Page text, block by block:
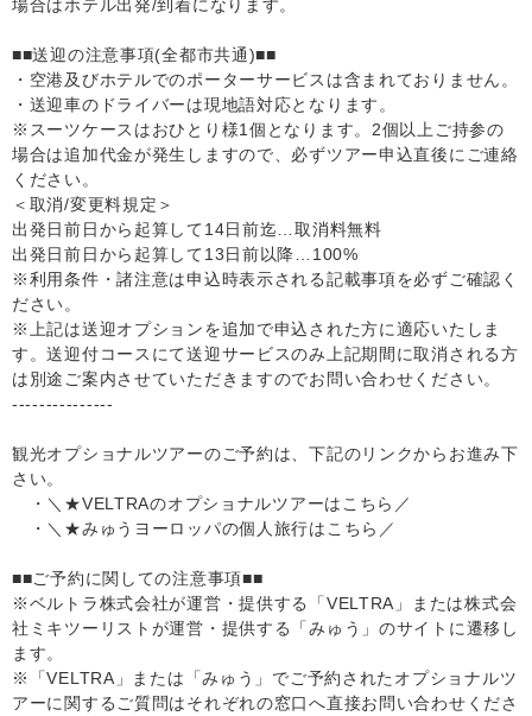
場合はホテル出発/到着になります。
■■送迎の注意事項(全都市共通)■■
・空港及びホテルでのポーターサービスは含まれておりません。
・送迎車のドライバーは現地語対応となります。
※スーツケースはおひとり様1個となります。2個以上ご持参の
場合は追加代金が発生しますので、必ずツアー申込直後にご連絡
ください。
＜取消/変更料規定＞
出発日前日から起算して14日前迄…取消料無料
出発日前日から起算して13日前以降…100%
※利用条件・諸注意は申込時表示される記載事項を必ずご確認く
ださい。
※上記は送迎オプションを追加で申込された方に適応いたしま
す。送迎付コースにて送迎サービスのみ上記期間に取消される方
は別途ご案内させていただきますのでお問い合わせください。
---------------
観光オプショナルツアーのご予約は、下記のリンクからお進み下
さい。
・＼★VELTRAのオプショナルツアーはこちら／
・＼★みゅうヨーロッパの個人旅行はこちら／
■■ご予約に関しての注意事項■■
※ベルトラ株式会社が運営・提供する「VELTRA」または株式会
社ミキツーリストが運営・提供する「みゅう」のサイトに遷移し
ます。
※「VELTRA」または「みゅう」でご予約されたオプショナルツ
アーに関するご質問はそれぞれの窓口へ直接お問い合わせくださ